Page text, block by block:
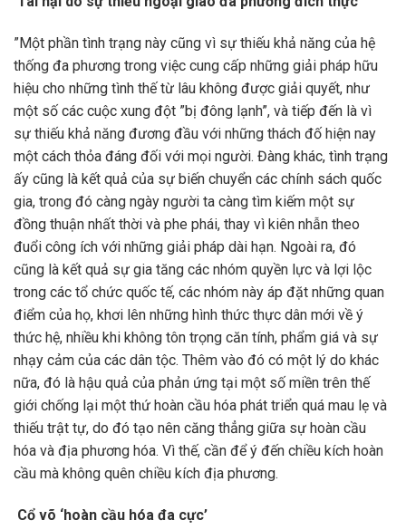
”Một phần tình trạng này cũng vì sự thiếu khả năng của hệ
thống đa phương trong việc cung cấp những giải pháp hữu
hiệu cho những tình thế từ lâu không được giải quyết, như
một số các cuộc xung đột ”bị đông lạnh”, và tiếp đến là vì
sự thiếu khả năng đương đầu với những thách đố hiện nay
một cách thỏa đáng đối với mọi người. Đàng khác, tình trạng
ấy cũng là kết quả của sự biến chuyển các chính sách quốc
gia, trong đó càng ngày người ta càng tìm kiếm một sự
đồng thuận nhất thời và phe phái, thay vì kiên nhẫn theo
đuổi công ích với những giải pháp dài hạn. Ngoài ra, đó
cũng là kết quả sự gia tăng các nhóm quyền lực và lợi lộc
trong các tổ chức quốc tế, các nhóm này áp đặt những quan
điểm của họ, khơi lên những hình thức thực dân mới về ý
thức hệ, nhiều khi không tôn trọng căn tính, phẩm giá và sự
nhạy cảm của các dân tộc. Thêm vào đó có một lý do khác
nữa, đó là hậu quả của phản ứng tại một số miền trên thế
giới chống lại một thứ hoàn cầu hóa phát triển quá mau lẹ và
thiếu trật tự, do đó tạo nên căng thẳng giữa sự hoàn cầu
hóa và địa phương hóa. Vì thế, cần để ý đến chiều kích hoàn
cầu mà không quên chiều kích địa phương.
Cổ võ ‘hoàn cầu hóa đa cực’